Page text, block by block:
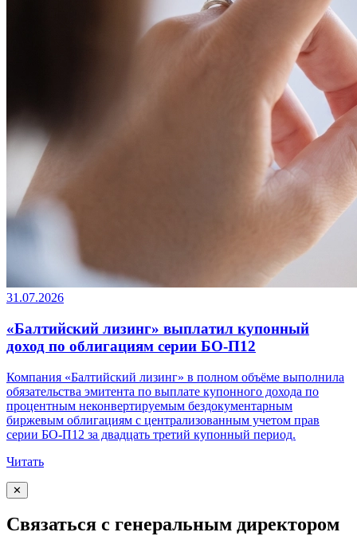
31.07.2026
«Балтийский лизинг» выплатил купонный
доход по облигациям серии БО-П12
Компания «Балтийский лизинг» в полном объёме выполнила
обязательства эмитента по выплате купонного дохода по
процентным неконвертируемым бездокументарным
биржевым облигациям с централизованным учетом прав
серии БО-П12 за двадцать третий купонный период.
Читать
✕
Связаться с генеральным директором